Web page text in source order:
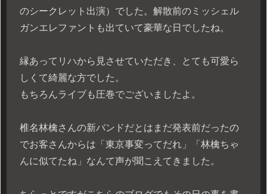
のシークレット出演）でした。解散前のミッシェル
ガンエレファントも出ていて豪華な日でしたね。
縁あってリハから見させていただき、とても可愛ら
しくて綺麗な方でした。
もちろんライブも圧巻でございましたよ。
椎名林檎さんの新バンドだとはまだ発表前だったの
でお客さんからは「東京事変ってだれ」「林檎ちゃ
んに似てたね」なんて声が聞こえてきました。